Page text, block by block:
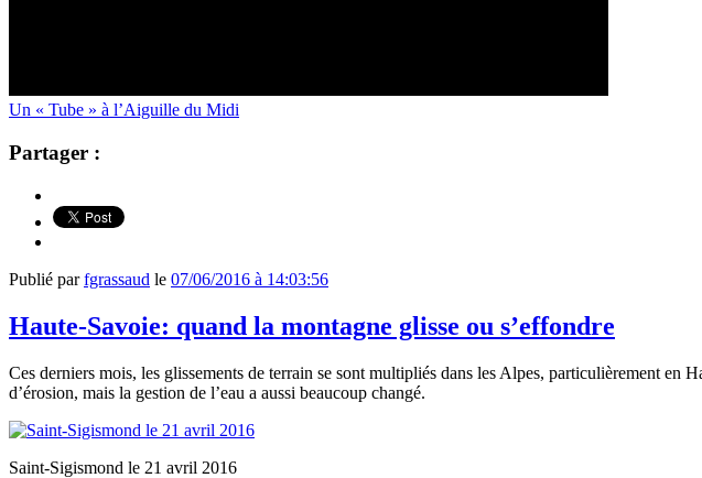
Un « Tube » à l’Aiguille du Midi
Partager :
Publié parfgrassaud le 07/06/2016 à 14:03:56
Haute-Savoie: quand la montagne glisse ou s’effondre
Ces derniers mois, les glissements de terrain se sont multipliés dans les Alpes, particulièrement en
d’érosion, mais la gestion de l’eau a aussi beaucoup changé.
Saint-Sigismond le 21 avril 2016